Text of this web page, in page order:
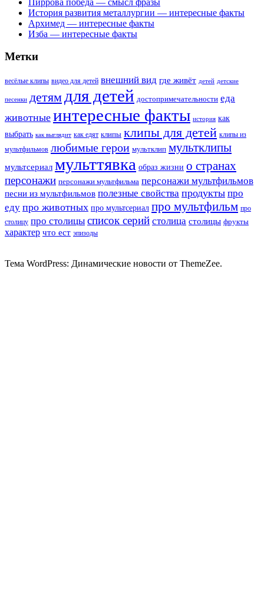
История развития металлургии — интересные факты
Архимед — интересные факты
Изба — интересные факты
Метки
весёлые клипы видео для детей внешний вид где живёт детей детские
песенки детям для детей достопримечательности еда
животные интересные факты история как
выбрать как выглядит как едят клипы клипы для детей клипы из
мультфильмов любимые герои мультклип мультклипы
мультсериал мульттявка образ жизни о странах
персонажи персонажи мультфильма персонажи мультфильмов
песни из мультфильмов полезные свойства продукты про
еду про животных про мультсериал про мультфильм про
столицу про столицы список серий столица столицы фрукты
характер что ест эпизоды
Тема WordPress: Динамические новости от ThemeZee.